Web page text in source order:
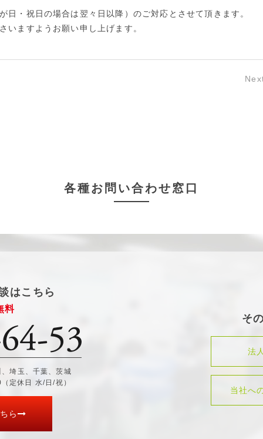
・祝日の場合は翌々日以降）のご対応とさせて頂きます。
いますようお願い申し上げます。
各種お問い合わせ窓口
はこちら
料
埼玉、千葉、茨城
定休日 水/日/祝）
ら
そ
法
当社へ